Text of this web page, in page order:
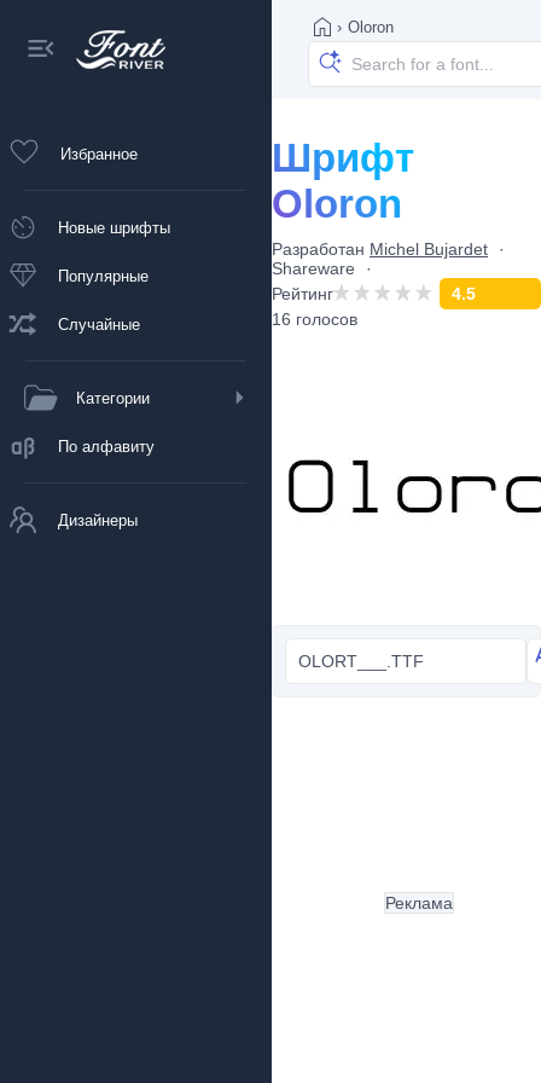
Избранное
Новые шрифты
Популярные
Случайные
Категории
По алфавиту
Дизайнеры
› Oloron
Шрифт
Oloron
Разработан Michel Bujardet
Shareware
Рейтинг
4.5
16 голосов
OLORT___.TTF
Реклама